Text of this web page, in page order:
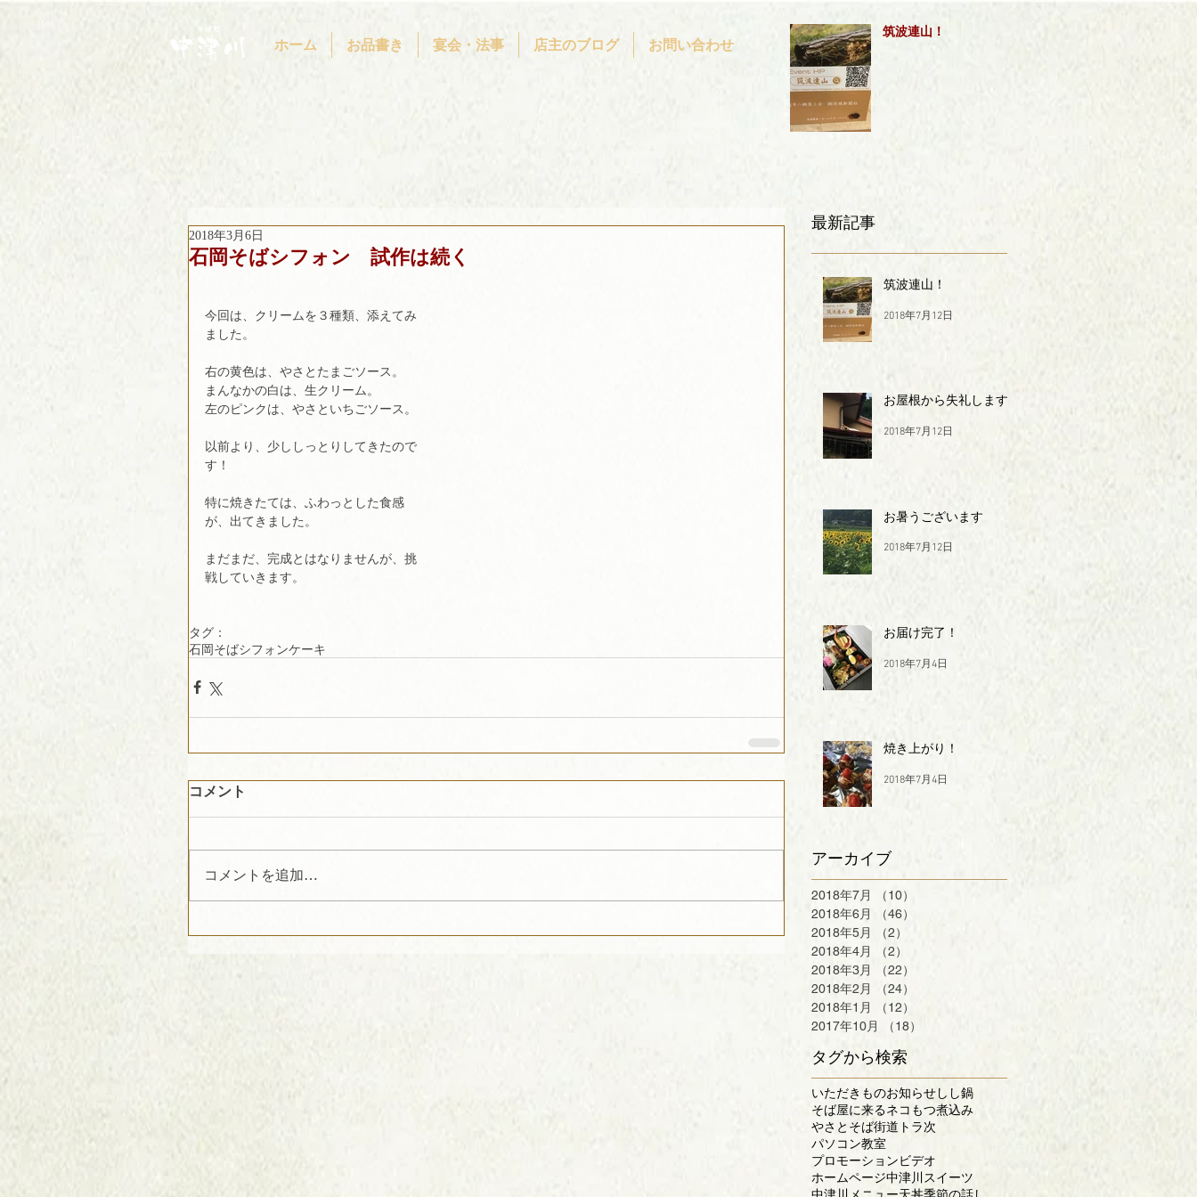
ホーム お品書き 宴会・法事 店主のブログ お問い合わせ
筑波連山！
石岡そばシフォン 試作は続く
2018年3月6日
今回は、クリームを３種類、添えてみ
ました。
右の黄色は、やさとたまごソース。
まんなかの白は、生クリーム。
左のピンクは、やさといちごソース。
以前より、少ししっとりしてきたので
す！
特に焼きたては、ふわっとした食感
が、出てきました。
まだまだ、完成とはなりませんが、挑
戦していきます。
タグ：
石岡そばシフォンケーキ
コメント
コメントを追加…
最新記事
筑波連山！
2018年7月12日
お屋根から失礼します
2018年7月12日
お暑うございます
2018年7月12日
お届け完了！
2018年7月4日
焼き上がり！
2018年7月4日
アーカイブ
2018年7月 （10）
2018年6月
（46）
2018年5月
（2）
2018年4月
（2）
2018年3月
（22）
2018年2月
（24）
2018年1月
（12）
2017年10月
（18）
タグから検索
いただきものお知らせしし鍋
そば屋に来るネコ もつ煮込み
やさとそば街道 トラ次
パソコン教室
プロモーションビデオ
ホームページ中津川スイーツ
中津川メニュー天丼季節の話し